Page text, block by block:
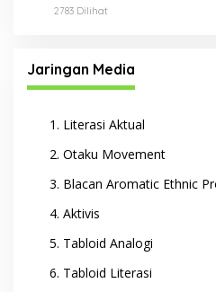
2783 Dilihat
Jaringan Media
Literasi Aktual
Otaku Movement
Blacan Aromatic Ethnic
Aktivis
Tabloid Analogi
Tabloid Literasi